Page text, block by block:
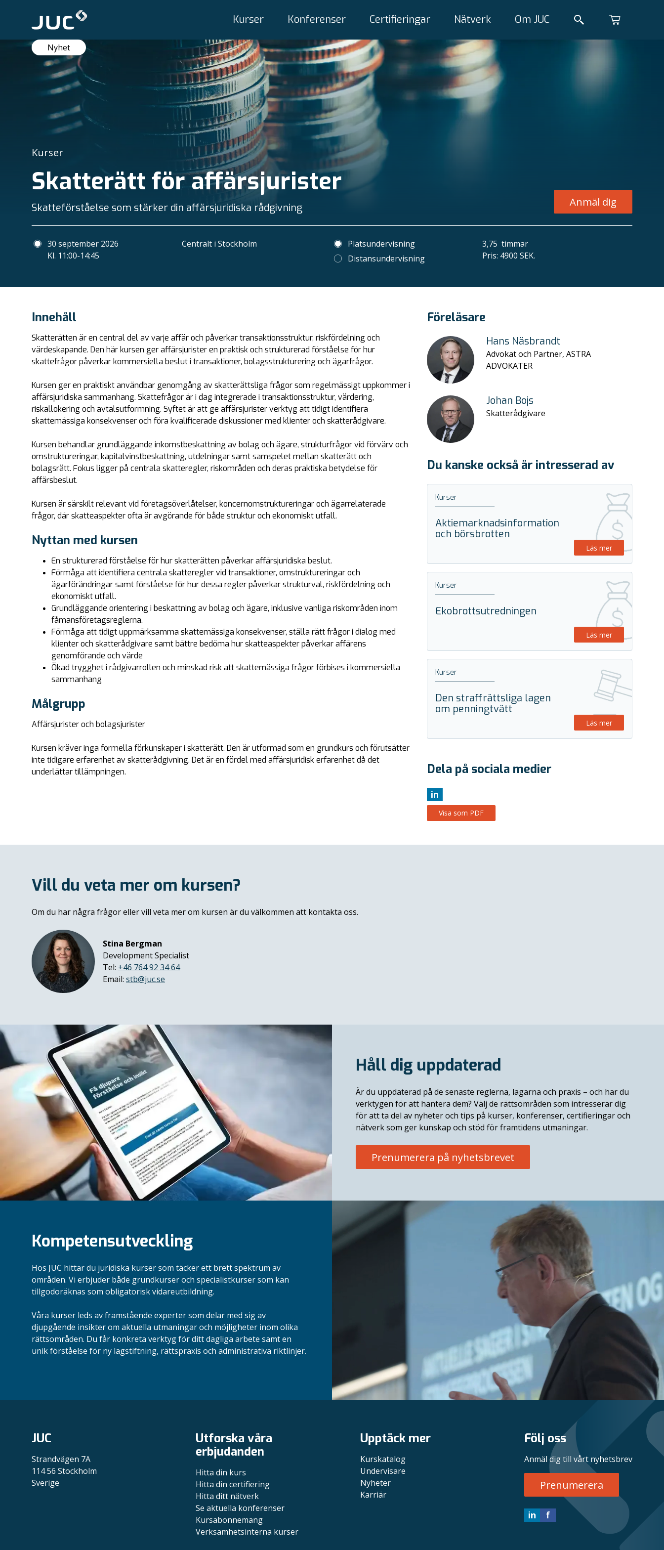
Kurser Konferenser Certifieringar Nätverk Om JUC
Nyhet
Kurser
Skatterätt för affärsjurister
Skatteförståelse som stärker din affärsjuridiska rådgivning Anmäl dig
30 september 2026
Kl. 11:00-14:45
Centralt i Stockholm
Platsundervisning
Distansundervisning
3,75 timmar
Pris: 4900 SEK.
Föreläsare
Hans Näsbrandt
Advokat och Partner, ASTRA
ADVOKATER
Johan Bojs
Skatterådgivare
Du kanske också är intresserad av
Kurser
Aktiemarknadsinformation
och börsbrotten
Läs mer
Kurser
Ekobrottsutredningen
Läs mer
Kurser
Den straffrättsliga lagen
om penningtvätt
Läs mer
Dela på sociala medier
in
Visa som PDF
Innehåll
Skatterätten är en central del av varje affär och påverkar transaktionsstruktur, riskfördelning och
värdeskapande. Den här kursen ger affärsjurister en praktisk och strukturerad förståelse för hur
skattefrågor påverkar kommersiella beslut i transaktioner, bolagsstrukturering och ägarfrågor.
Kursen ger en praktiskt användbar genomgång av skatterättsliga frågor som regelmässigt uppkommer i
affärsjuridiska sammanhang. Skattefrågor är i dag integrerade i transaktionsstruktur, värdering,
riskallokering och avtalsutformning. Syftet är att ge affärsjurister verktyg att tidigt identifiera
skattemässiga konsekvenser och föra kvalificerade diskussioner med klienter och skatterådgivare.
Kursen behandlar grundläggande inkomstbeskattning av bolag och ägare, strukturfrågor vid förvärv och
omstruktureringar, kapitalvinstbeskattning, utdelningar samt samspelet mellan skatterätt och
bolagsrätt. Fokus ligger på centrala skatteregler, riskområden och deras praktiska betydelse för
affärsbeslut.
Kursen är särskilt relevant vid företagsöverlåtelser, koncernomstruktureringar och ägarrelaterade
frågor, där skatteaspekter ofta är avgörande för både struktur och ekonomiskt utfall.
Nyttan med kursen
En strukturerad förståelse för hur skatterätten påverkar affärsjuridiska beslut.
Förmåga att identifiera centrala skatteregler vid transaktioner, omstruktureringar och
ägarförändringar samt förståelse för hur dessa regler påverkar strukturval, riskfördelning och
ekonomiskt utfall.
Grundläggande orientering i beskattning av bolag och ägare, inklusive vanliga riskområden inom
fåmansföretagsreglerna.
Förmåga att tidigt uppmärksamma skattemässiga konsekvenser, ställa rätt frågor i dialog med
klienter och skatterådgivare samt bättre bedöma hur skatteaspekter påverkar affärens
genomförande och värde
Ökad trygghet i rådgivarrollen och minskad risk att skattemässiga frågor förbises i kommersiella
sammanhang
Målgrupp
Affärsjurister och bolagsjurister
Kursen kräver inga formella förkunskaper i skatterätt. Den är utformad som en grundkurs och förutsätter
inte tidigare erfarenhet av skatterådgivning. Det är en fördel med affärsjuridisk erfarenhet då det
underlättar tillämpningen.
Vill du veta mer om kursen?
Om du har några frågor eller vill veta mer om kursen är du välkommen att kontakta oss.
Stina Bergman
Development Specialist
Tel: +46 764 92 34 64
Email: stb@juc.se
Håll dig uppdaterad
Är du uppdaterad på de senaste reglerna, lagarna och praxis – och har du
verktygen för att hantera dem? Välj de rättsområden som intresserar dig
för att ta del av nyheter och tips på kurser, konferenser, certifieringar och
nätverk som ger kunskap och stöd för framtidens utmaningar.
Prenumerera på nyhetsbrevet
Kompetensutveckling
Hos JUC hittar du juridiska kurser som täcker ett brett spektrum av
områden. Vi erbjuder både grundkurser och specialistkurser som kan
tillgodoräknas som obligatorisk vidareutbildning.
Våra kurser leds av framstående experter som delar med sig av
djupgående insikter om aktuella utmaningar och möjligheter inom olika
rättsområden. Du får konkreta verktyg för ditt dagliga arbete samt en
unik förståelse för ny lagstiftning, rättspraxis och administrativa riktlinjer.
JUC
Strandvägen 7A
114 56 Stockholm
Sverige
Utforska våra
erbjudanden
Hitta din kurs
Hitta din certifiering
Hitta ditt nätverk
Se aktuella konferenser
Kursabonnemang
Verksamhetsinterna kurser
Upptäck mer
Kurskatalog
Undervisare
Nyheter
Karriär
Följ oss
Anmäl dig till vårt nyhetsbrev
Prenumerera
in f